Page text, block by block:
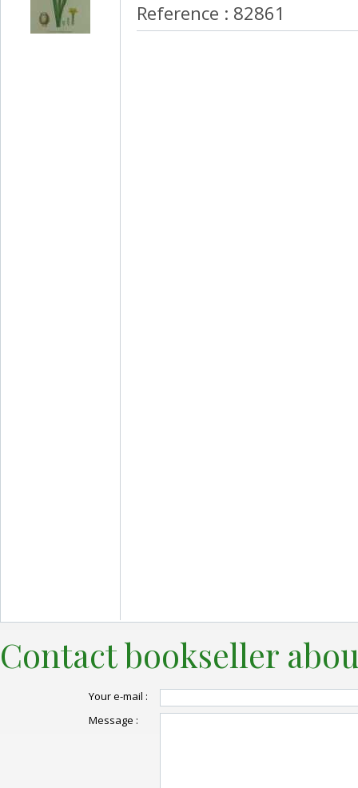
Reference : 82861
Contact bookseller
Your e-mail :
Message :